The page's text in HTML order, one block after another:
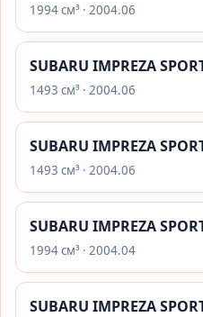
1994 см³ · 2004.06
SUBARU IMPREZA
1493 см³ · 2004.06
SUBARU IMPREZA
1493 см³ · 2004.06
SUBARU IMPREZA
1994 см³ · 2004.04
SUBARU IMPREZA